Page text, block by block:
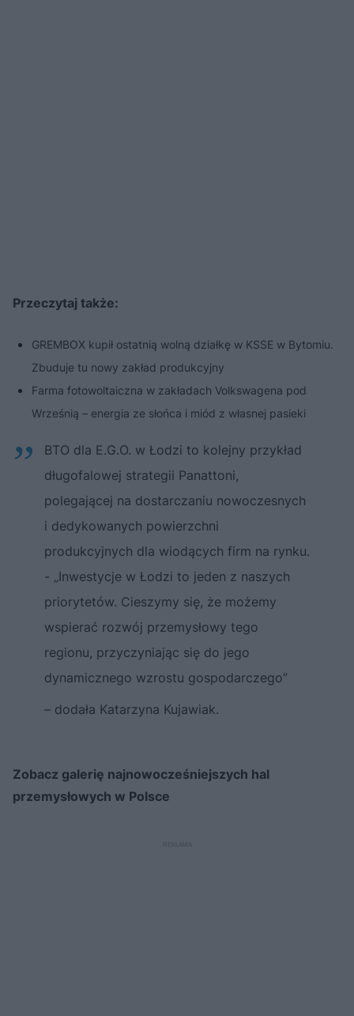
Przeczytaj także:
GREMBOX kupił ostatnią wolną działkę w KSSE w Bytomiu.
Zbuduje tu nowy zakład produkcyjny
Farma fotowoltaiczna w zakładach Volkswagena pod
Wrześnią – energia ze słońca i miód z własnej pasieki
BTO dla E.G.O. w Łodzi to kolejny przykład
długofalowej strategii Panattoni,
polegającej na dostarczaniu nowoczesnych
i dedykowanych powierzchni
produkcyjnych dla wiodących firm na rynku.
- „Inwestycje w Łodzi to jeden z naszych
priorytetów. Cieszymy się, że możemy
wspierać rozwój przemysłowy tego
regionu, przyczyniając się do jego
dynamicznego wzrostu gospodarczego”
– dodała Katarzyna Kujawiak.
Zobacz galerię najnowocześniejszych hal
przemysłowych w Polsce